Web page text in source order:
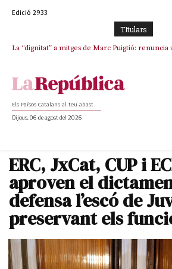
Edició 2933
TItulars
La “dignitat” a mitges de Marc Puigtió: renuncia
Els Països Catalans al teu abast
Dijous, 06 de agost del 2026
ERC, JxCat, CUP i
aproven el
defensa l’escó de
preservant els